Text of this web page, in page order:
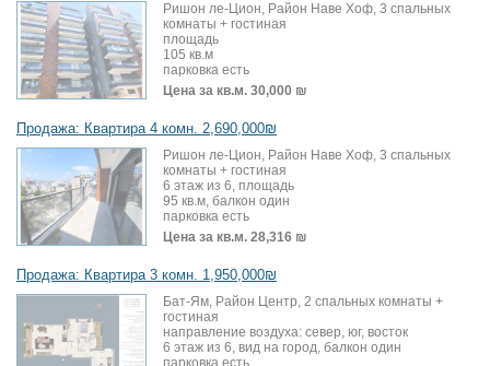
Ришон ле-Цион, Район Наве Хоф, 3 спальных
комнаты + гостиная
площадь
105 кв.м
парковка есть
Цена за кв.м. 30,000 ₪
Продажа: Квартира 4 комн. 2,690,000₪
Ришон ле-Цион, Район Наве Хоф, 3 спальных
комнаты + гостиная
6 этаж из 6, площадь
95 кв.м, балкон один
парковка есть
Цена за кв.м. 28,316 ₪
Продажа: Квартира 3 комн. 1,950,000₪
Бат-Ям, Район Центр, 2 спальных комнаты +
гостиная
направление воздуха: север, юг, восток
6 этаж из 6, вид на город, балкон один